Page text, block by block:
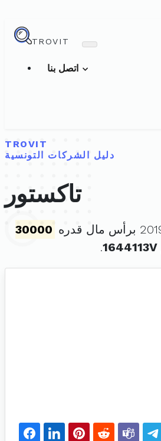
TROVIT
TROVIT
دليل الشركات التونسية
تاكستور
30000
1644113V
.